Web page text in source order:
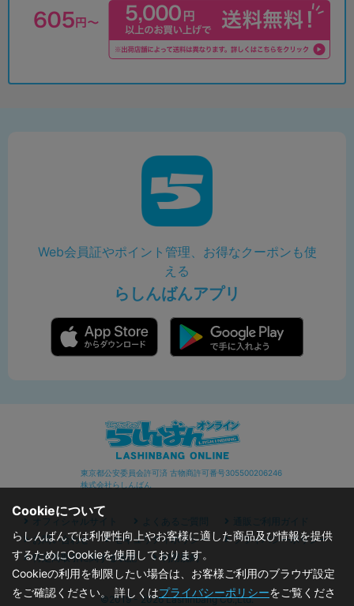
Web会員証やポイント管理、お得なクーポンも使
える
らしんばんアプリ
東京都公安委員会許可済 古物商許可番号305500206246
株式会社らしんばん
オフィシャルサイト よくあるご質問
通販ご利用ガイド
お問い合わせ
セキュリティポリシー
プライバシーポリシー
特定商取引に関する表記
利用規約
©2019 - 2026 Lashinbang Co.,Ltd.
Cookieについて
らしんばんでは利便性向上やお客様に適した商品及び情報を提供
するためにCookieを使用しております。
Cookieの利用を制限したい場合は、お客様ご利用のブラウザ設定
をご確認ください。 詳しくはプライバシーポリシーをご覧くださ